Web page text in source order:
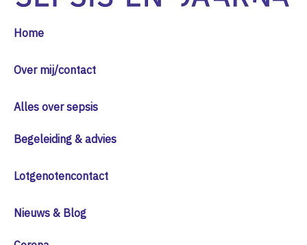
Home
Over mij/contact
Alles over sepsis
Begeleiding & advies
Lotgenotencontact
Nieuws & Blog